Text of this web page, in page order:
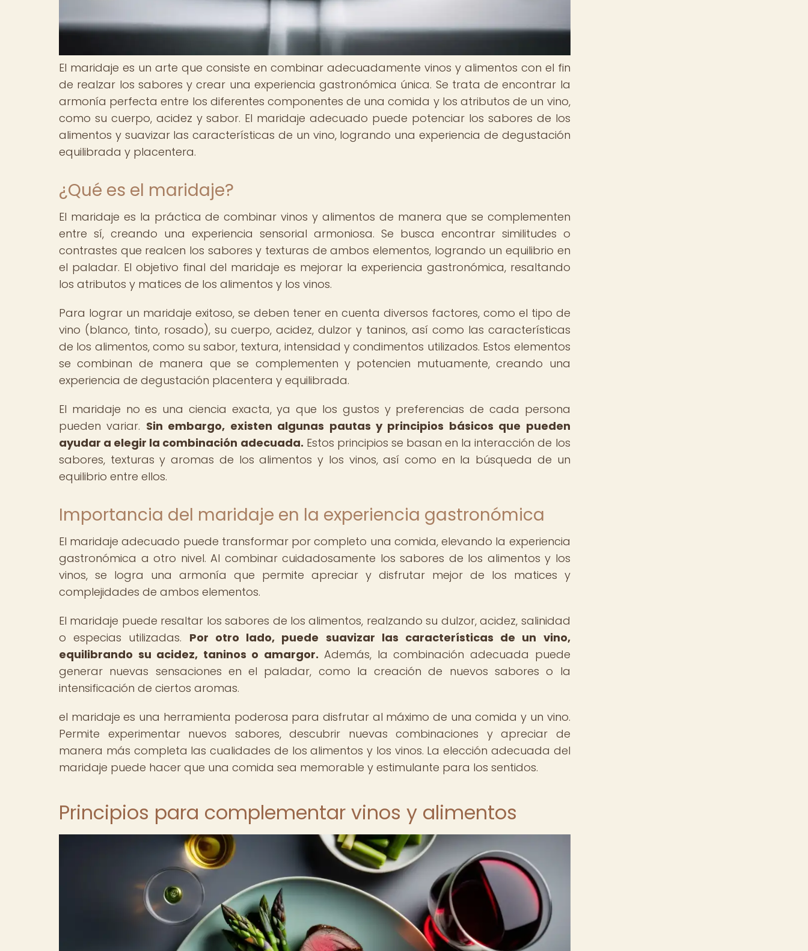
El maridaje es un arte que consiste en combinar adecuadamente vinos y alimentos con el fin
de realzar los sabores y crear una experiencia gastronómica única. Se trata de encontrar la
armonía perfecta entre los diferentes componentes de una comida y los atributos de un vino,
como su cuerpo, acidez y sabor. El maridaje adecuado puede potenciar los sabores de los
alimentos y suavizar las características de un vino, logrando una experiencia de degustación
equilibrada y placentera.
¿Qué es el maridaje?
El maridaje es la práctica de combinar vinos y alimentos de manera que se complementen
entre sí, creando una experiencia sensorial armoniosa. Se busca encontrar similitudes o
contrastes que realcen los sabores y texturas de ambos elementos, logrando un equilibrio en
el paladar. El objetivo final del maridaje es mejorar la experiencia gastronómica, resaltando
los atributos y matices de los alimentos y los vinos.
Para lograr un maridaje exitoso, se deben tener en cuenta diversos factores, como el tipo de
vino (blanco, tinto, rosado), su cuerpo, acidez, dulzor y taninos, así como las características
de los alimentos, como su sabor, textura, intensidad y condimentos utilizados. Estos elementos
se combinan de manera que se complementen y potencien mutuamente, creando una
experiencia de degustación placentera y equilibrada.
El maridaje no es una ciencia exacta, ya que los gustos y preferencias de cada persona
pueden variar. Sin embargo, existen algunas pautas y principios básicos que pueden
ayudar a elegir la combinación adecuada. Estos principios se basan en la interacción de los
sabores, texturas y aromas de los alimentos y los vinos, así como en la búsqueda de un
equilibrio entre ellos.
Importancia del maridaje en la experiencia gastronómica
El maridaje adecuado puede transformar por completo una comida, elevando la experiencia
gastronómica a otro nivel. Al combinar cuidadosamente los sabores de los alimentos y los
vinos, se logra una armonía que permite apreciar y disfrutar mejor de los matices y
complejidades de ambos elementos.
El maridaje puede resaltar los sabores de los alimentos, realzando su dulzor, acidez, salinidad
o especias utilizadas. Por otro lado, puede suavizar las características de un vino,
equilibrando su acidez, taninos o amargor. Además, la combinación adecuada puede
generar nuevas sensaciones en el paladar, como la creación de nuevos sabores o la
intensificación de ciertos aromas.
el maridaje es una herramienta poderosa para disfrutar al máximo de una comida y un vino.
Permite experimentar nuevos sabores, descubrir nuevas combinaciones y apreciar de
manera más completa las cualidades de los alimentos y los vinos. La elección adecuada del
maridaje puede hacer que una comida sea memorable y estimulante para los sentidos.
Principios para complementar vinos y alimentos